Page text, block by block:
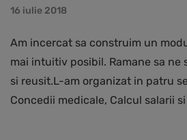
16 iulie 2018
Am incercat sa construim un
mai intuitiv posibil. Ramane sa ne
si reusit.L-am organizat in patru
Concedii medicale, Calcul salarii